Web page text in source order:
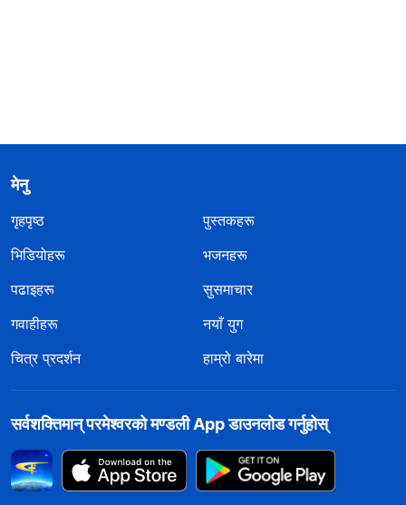
मेनु
गृहपृष्ठ
पुस्तकहरू
भिडियोहरू
भजनहरू
पढाइहरू
सुसमाचार
गवाहीहरू
नयाँ युग
चित्र प्रदर्शन
हाम्रो बारेमा
सर्वशक्तिमान्‌ परमेश्‍वरको मण्डली App डाउनलोड गर्नुहोस्